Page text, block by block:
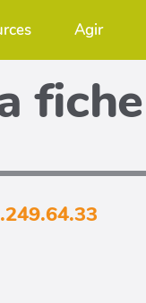
Agir
fiche